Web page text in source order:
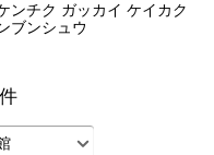
ンチク ガッカイ ケイカク
ブンシュウ
件